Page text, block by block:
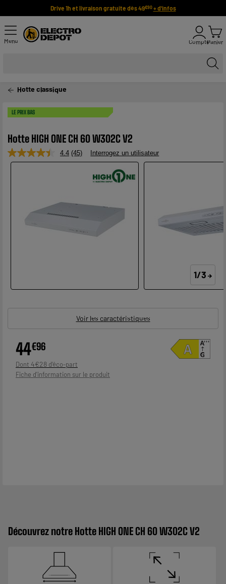
Drive 1h et livraison gratuite dès 49€90 + d'infos
Menu ComptePanier
Hotte classique
LE PRIX BAS
Hotte HIGH ONE CH 60 W302C V2
4.4 Lire
45
même
(45) Interrogez un utilisateur
1/3
Voir les caractéristiques
44€96
Dont 4€28
Fiche d'information sur le produit
Découvrez notre Hotte HIGH ONE CH 60 W302C V2